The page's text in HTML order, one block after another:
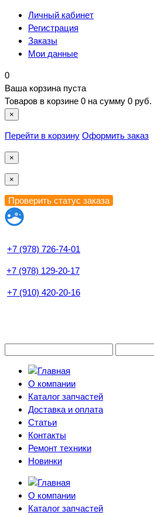
Личный кабинет
Регистрация
Заказы
Мои данные
0
Ваша корзина пуста
Товаров в корзине 0 на сумму 0 руб.
×
Перейти в корзину Оформить заказ
×
×
+7 (978) 726-74-01
+7 (978) 129-20-17
+7 (910) 420-20-16
О компании
Каталог запчастей
Доставка и оплата
Статьи
Контакты
Ремонт техники
Новинки
О компании
Каталог запчастей